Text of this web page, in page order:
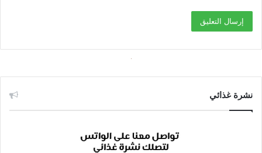
نشرة غذائي